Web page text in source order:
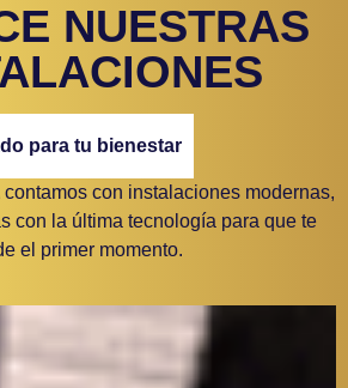
NUESTRAS
para tu bienestar
contamos con instalaciones modernas,
con la última tecnología para que te
el primer momento.